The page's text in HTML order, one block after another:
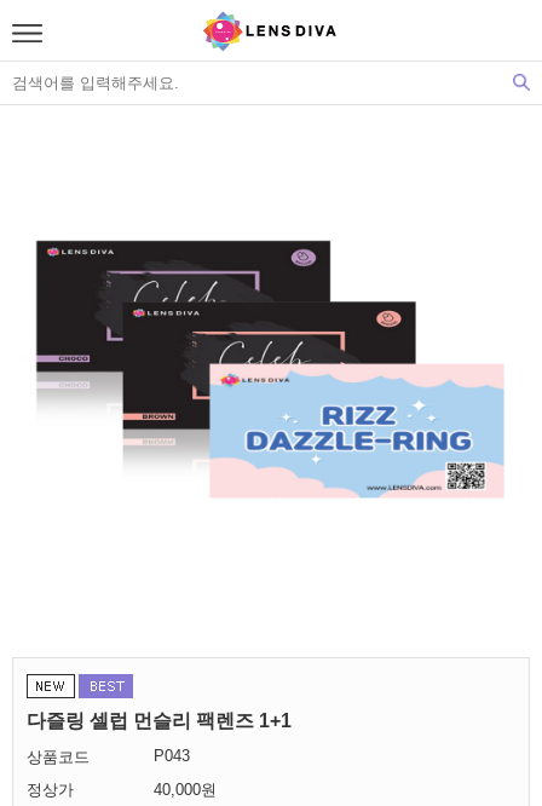
다즐링 셀럽 먼슬리 팩렌즈 1+1
상품코드
P043
정상가
40,000원